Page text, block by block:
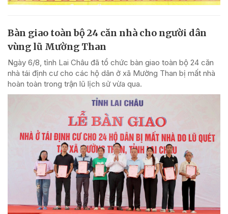
Bàn giao toàn bộ 24 căn nhà cho người dân
vùng lũ Mường Than
Ngày 6/8, tỉnh Lai Châu đã tổ chức bàn giao toàn bộ 24 căn
nhà tái định cư cho các hộ dân ở xã Mường Than bị mất nhà
hoàn toàn trong trận lũ lịch sử vừa qua.